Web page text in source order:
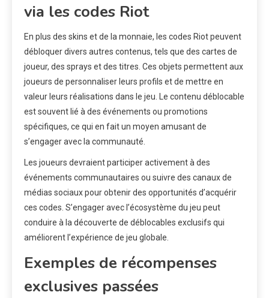
via les codes Riot
En plus des skins et de la monnaie, les codes Riot peuvent
débloquer divers autres contenus, tels que des cartes de
joueur, des sprays et des titres. Ces objets permettent aux
joueurs de personnaliser leurs profils et de mettre en
valeur leurs réalisations dans le jeu. Le contenu déblocable
est souvent lié à des événements ou promotions
spécifiques, ce qui en fait un moyen amusant de
s’engager avec la communauté.
Les joueurs devraient participer activement à des
événements communautaires ou suivre des canaux de
médias sociaux pour obtenir des opportunités d’acquérir
ces codes. S’engager avec l’écosystème du jeu peut
conduire à la découverte de déblocables exclusifs qui
améliorent l’expérience de jeu globale.
Exemples de récompenses
exclusives passées